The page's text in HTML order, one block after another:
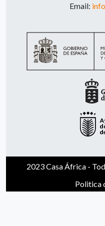
Email:
2023 Casa África -
Politica